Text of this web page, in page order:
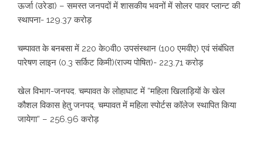
ऊर्जा (उरेडा) – समस्त जनपदों में शासकीय भवनों में सोलर पावर प्लान्ट की
स्थापना- 129.37 करोड़
चम्पावत के बनबसा में 220 के0वी0 उपसंस्थान (100 एमवीए) एवं संबंधित
पारेषण लाइन (0.3 सर्किट किमी)(राज्य पोषित)- 223.71 करोड़
खेल विभाग-जनपद. चम्पावत के लोहाघाट में “महिला खिलाड़ियों के खेल
कौशल विकास हेतु जनपद्. चम्पावत में महिला स्पोर्टस कॉलेज स्थापित किया
जायेगा“ – 256.96 करोड़